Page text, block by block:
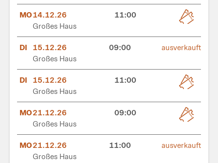
MO14.12.26
11:00
Großes Haus
DI 15.12.26
09:00
Großes Haus
ausverkauft
DI 15.12.26
11:00
Großes Haus
MO21.12.26
09:00
Großes Haus
MO21.12.26
11:00
Großes Haus
ausverkauft